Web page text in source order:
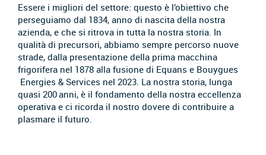
Essere i migliori del settore: questo è l’obiettivo che
perseguiamo dal 1834, anno di nascita della nostra
azienda, e che si ritrova in tutta la nostra storia. In
qualità di precursori, abbiamo sempre percorso nuove
strade, dalla presentazione della prima macchina
frigorifera nel 1878 alla fusione di Equans e Bouygues
Energies & Services nel 2023. La nostra storia, lunga
quasi 200 anni, è il fondamento della nostra eccellenza
operativa e ci ricorda il nostro dovere di contribuire a
plasmare il futuro.